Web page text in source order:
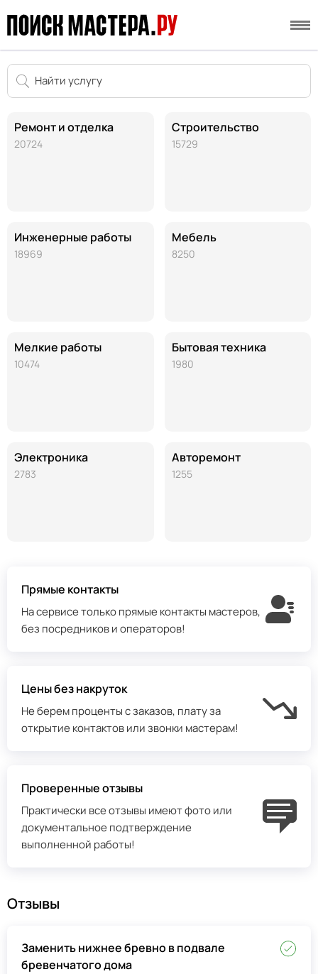
Ремонт и отделка
20724
Инженерные работы
18969
Мелкие работы
10474
Электроника
2783
Строительство
15729
Мебель
8250
Бытовая техника
1980
Авторемонт
1255
Прямые контакты
На сервисе только прямые контакты мастеров,
без посредников и операторов!
Цены без накруток
Не берем проценты с заказов, плату за
открытие контактов или звонки мастерам!
Проверенные отзывы
Практически все отзывы имеют фото или
документальное подтверждение
выполненной работы!
Отзывы
Заменить нижнее бревно в подвале
бревенчатого дома